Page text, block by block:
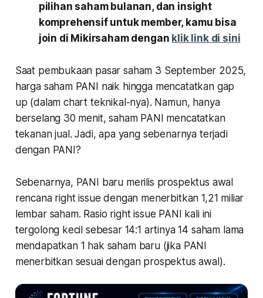
pilihan saham bulanan, dan insight
komprehensif untuk member, kamu bisa
join di Mikirsaham dengan klik link di sini
Saat pembukaan pasar saham 3 September 2025,
harga saham PANI naik hingga mencatatkan gap
up (dalam chart teknikal-nya). Namun, hanya
berselang 30 menit, saham PANI mencatatkan
tekanan jual. Jadi, apa yang sebenarnya terjadi
dengan PANI?
Sebenarnya, PANI baru merilis prospektus awal
rencana right issue dengan menerbitkan 1,21 miliar
lembar saham. Rasio right issue PANI kali ini
tergolong kecil sebesar 14:1 artinya 14 saham lama
mendapatkan 1 hak saham baru (jika PANI
menerbitkan sesuai dengan prospektus awal).